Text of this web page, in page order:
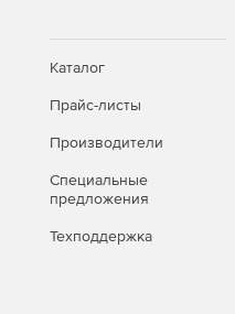
Каталог
Прайс-листы
Производители
Специальные
предложения
Техподдержка